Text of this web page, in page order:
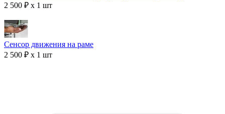
2 500 ₽ x 1 шт
Сенсор движения на раме
2 500 ₽ x 1 шт